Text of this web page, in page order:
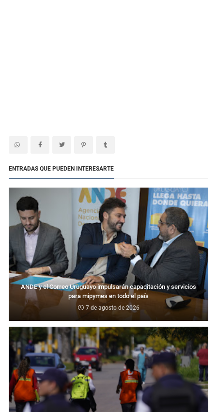
ENTRADAS QUE PUEDEN INTERESARTE
ANDE y el Correo Uruguayo impulsarán capacitación y servicios
para mipymes en todo el país
7 de agosto de 2026